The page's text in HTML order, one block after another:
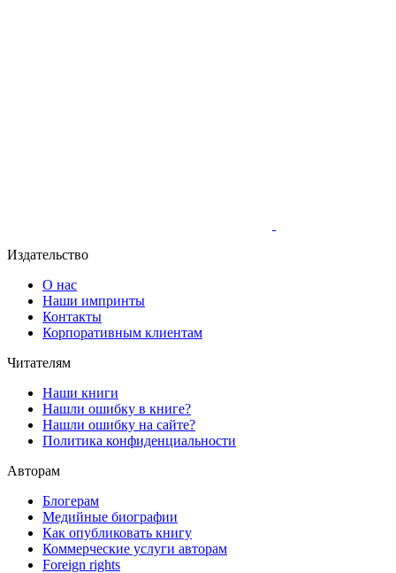
Издательство
О нас
Наши импринты
Контакты
Корпоративным клиентам
Читателям
Наши книги
Нашли ошибку в книге?
Нашли ошибку на сайте?
Политика конфиденциальности
Авторам
Блогерам
Медийные биографии
Как опубликовать книгу
Коммерческие услуги авторам
Foreign rights